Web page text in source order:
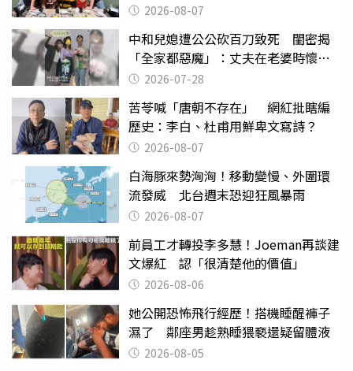
2026-08-07
中和兒媳遭公公砍百刀致死 閨密揭
「全家都惡魔」：丈夫在老婆時懷孕
摔東西
2026-07-28
苦苓喊「唐朝不存在」 網紅批瞎編
歷史：李白、杜甫用鮮卑文寫詩？
2026-08-07
白海豚來勢洶洶！移動變慢、外圍環
流發威 北台週末恐迎狂風暴雨
2026-08-07
前員工才轉投李多慧！Joeman再談建
文爆紅 認「很清楚他的價值」
2026-08-06
她公開恐怖飛行經歷！搭機睡醒褲子
濕了 鄰座男趁熟睡猥褻還疑留體液
2026-08-05